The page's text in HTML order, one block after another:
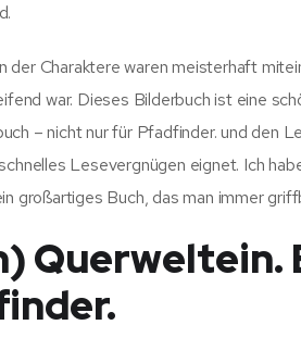
der Charaktere waren meisterhaft
war. Dieses Bilderbuch ist eine
– nicht nur für Pfadfinder. und den
Lesevergnügen eignet. Ich
großartiges Buch, das man immer
Querweltein.